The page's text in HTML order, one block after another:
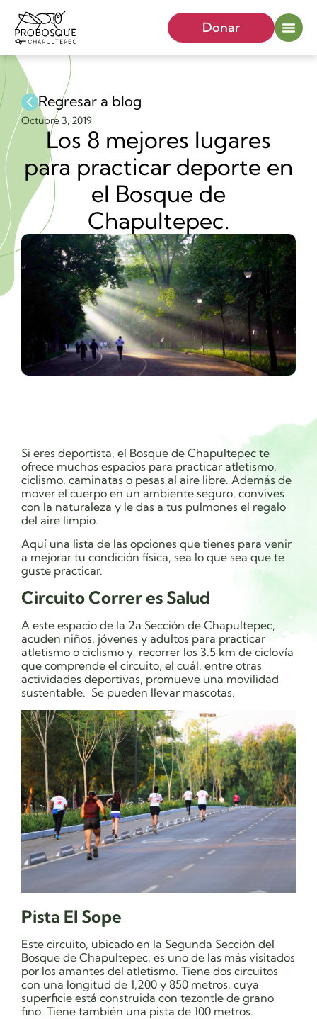
Donar
Regresar a blog
Octubre 3, 2019
Los 8 mejores lugares
para practicar deporte en
el Bosque de
Chapultepec.
Si eres deportista, el Bosque de Chapultepec te
ofrece muchos espacios para practicar atletismo,
ciclismo, caminatas o pesas al aire libre. Además de
mover el cuerpo en un ambiente seguro, convives
con la naturaleza y le das a tus pulmones el regalo
del aire limpio.
Aquí una lista de las opciones que tienes para venir
a mejorar tu condición física, sea lo que sea que te
guste practicar.
Circuito Correr es Salud
A este espacio de la 2a Sección de Chapultepec,
acuden niños, jóvenes y adultos para practicar
atletismo o ciclismo y recorrer los 3.5 km de ciclovía
que comprende el circuito, el cuál, entre otras
actividades deportivas, promueve una movilidad
sustentable. Se pueden llevar mascotas.
Pista El Sope
Este circuito, ubicado en la Segunda Sección del
Bosque de Chapultepec, es uno de las más visitados
por los amantes del atletismo. Tiene dos circuitos
con una longitud de 1,200 y 850 metros, cuya
superficie está construida con tezontle de grano
fino. Tiene también una pista de 100 metros.